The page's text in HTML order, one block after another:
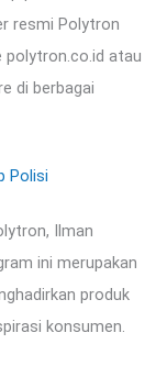
resmi Polytron
polytron.co.id atau
di berbagai
Polisi
Ilman
ini merupakan
produk
konsumen.